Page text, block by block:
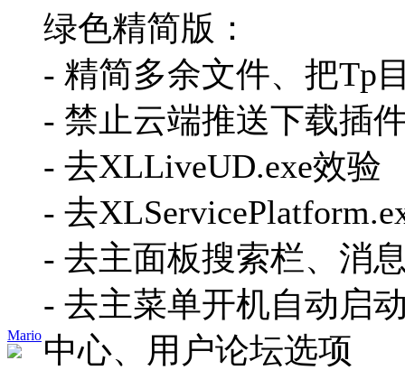
Mario
绿色精简版：
- 精简多余文件、把Tp
- 禁止云端推送下载插
- 去XLLiveUD.exe效验
- 去
- 去主面板搜索栏、消
- 去主菜单开机自动启
中心、用户论坛选项